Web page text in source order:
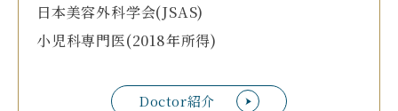
Doctor紹介
日本美容外科学会(JSAS)
小児科専門医(2018年所得)